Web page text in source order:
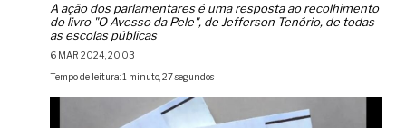
A ação dos parlamentares é uma resposta ao recolhimento
do livro "O Avesso da Pele", de Jefferson Tenório, de todas
as escolas públicas
6 MAR 2024, 20:03
Tempo de leitura: 1 minuto, 27 segundos